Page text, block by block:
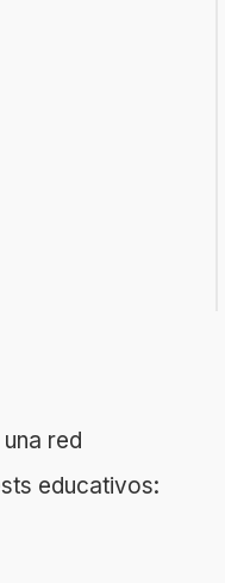
red
educativos: